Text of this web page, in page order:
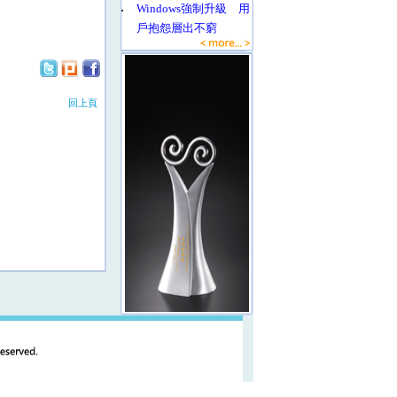
回上頁
‧
Windows強制升級 用
戶抱怨層出不窮